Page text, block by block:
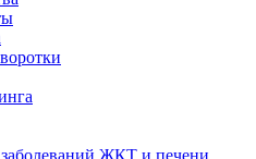
ЖКТ и печени